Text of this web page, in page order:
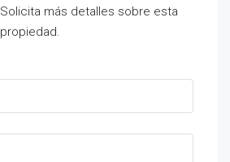
Solicita más detalles sobre esta
propiedad.